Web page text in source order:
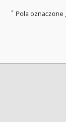
* Pola oznaczone